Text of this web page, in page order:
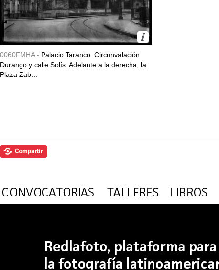
0060FMHA - Palacio Taranco. Circunvalación
Durango y calle Solís. Adelante a la derecha, la
Plaza Zab...